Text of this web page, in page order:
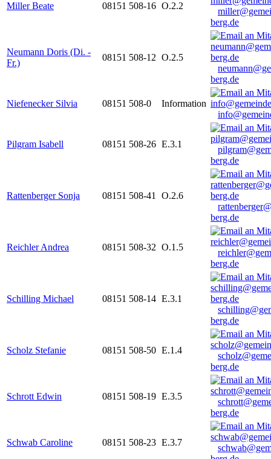
Miller Beate 08151 508-16 O.2.2
berg.de
Neumann Doris (Di. -
Fr.)
08151 508-12 O.2.5
berg.de
Niefenecker Silvia 08151 508-0
Information
Pilgram Isabell 08151 508-26 E.3.1
berg.de
Rattenberger Sonja 08151 508-41
O.2.6
berg.de
Reichler Andrea 08151 508-32 O.1.5
berg.de
Schilling Michael 08151 508-14 E.3.1
berg.de
Scholz Stefanie 08151 508-50 E.1.4
berg.de
Schrott Edwin 08151 508-19 E.3.5
berg.de
Schwab Caroline 08151 508-23 E.3.7